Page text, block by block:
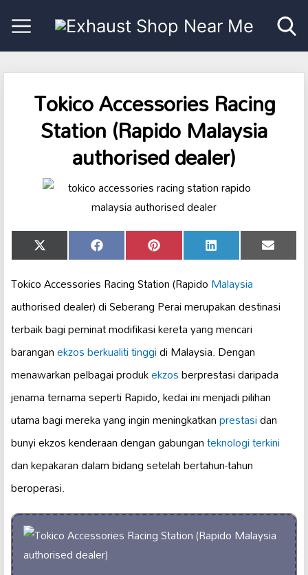
Tokico Accessories Racing
Station (Rapido Malaysia
authorised dealer)
Share
on
X
(Twitter)
Share
on
Facebook Share
on
Pinterest Share
on
LinkedIn Share
on
Email
Tokico Accessories Racing Station (RapidoMalaysia
authorised dealer) di Seberang Perai merupakan destinasi
terbaik bagi peminat modifikasi kereta yang mencari
baranganekzos berkualiti tinggidi Malaysia. Dengan
menawarkan pelbagai produkekzosberprestasi daripada
jenama ternama seperti Rapido, kedai ini menjadi pilihan
utama bagi mereka yang ingin meningkatkanprestasidan
bunyi ekzos kenderaan dengan gabunganteknologi terkini
dan kepakaran dalam bidang setelah bertahun-tahun
beroperasi.